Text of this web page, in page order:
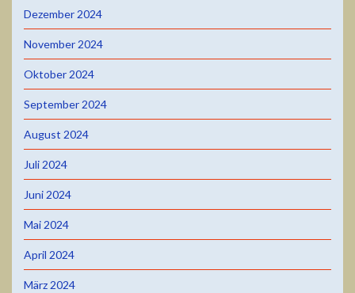
Dezember 2024
November 2024
Oktober 2024
September 2024
August 2024
Juli 2024
Juni 2024
Mai 2024
April 2024
März 2024